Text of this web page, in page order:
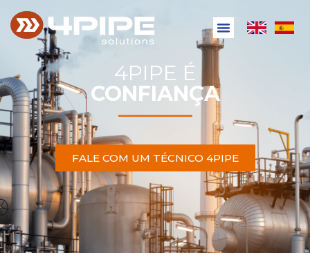
4PIPE É
CONFIANÇA
FALE COM UM TÉCNICO 4PIPE